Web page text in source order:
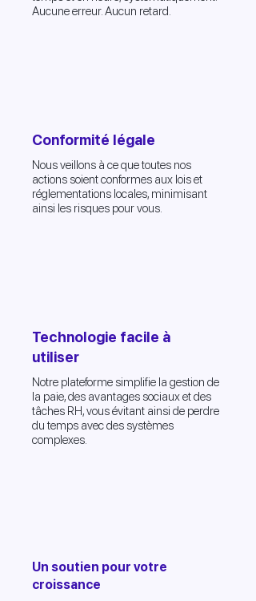
Aucune erreur. Aucun retard.
Conformité légale
Nous veillons à ce que toutes nos
actions soient conformes aux lois et
réglementations locales, minimisant
ainsi les risques pour vous.
Technologie facile à
utiliser
Notre plateforme simplifie la gestion de
la paie, des avantages sociaux et des
tâches RH, vous évitant ainsi de perdre
du temps avec des systèmes
complexes.
Un soutien pour votre
croissance